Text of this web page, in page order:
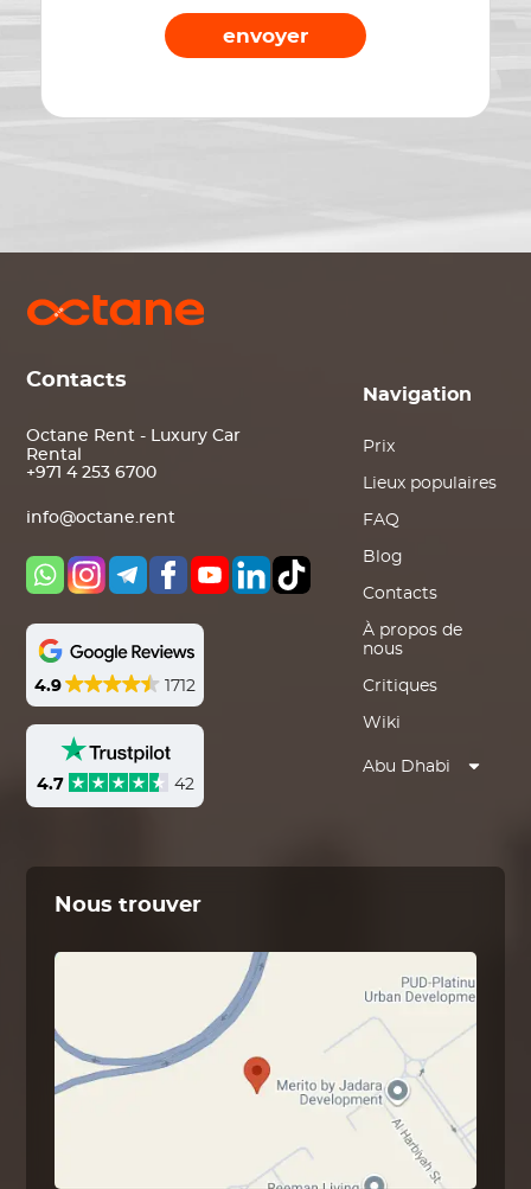
envoyer
Contacts
Octane Rent - Luxury Car
Rental
+971 4 253 6700
info@octane.rent
4.9 1712
4.7 42
Navigation
Prix
Lieux populaires
FAQ
Blog
Contacts
À propos de
nous
Critiques
Wiki
Abu Dhabi
Nous trouver